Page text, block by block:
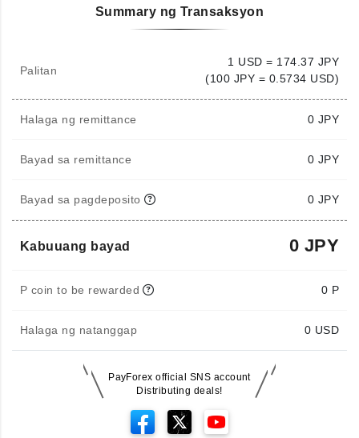
Summary ng Transaksyon
Palitan
1 USD = 174.37 JPY
(100 JPY = 0.5734 USD)
Halaga ng remittance 0 JPY
Bayad sa remittance 0 JPY
Bayad sa pagdeposito 0 JPY
Kabuuang bayad 0 JPY
P coin to be rewarded 0 P
Halaga ng natanggap 0 USD
PayForex official SNS account
Distributing deals!